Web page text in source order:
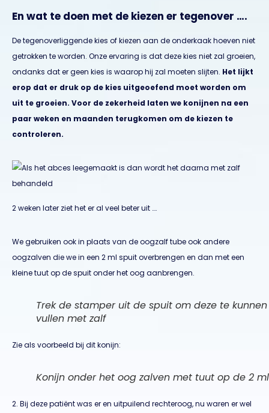
En wat te doen met de kiezen er tegenover ….
De tegenoverliggende kies of kiezen aan de onderkaak hoeven niet
getrokken te worden. Onze ervaring is dat deze kies niet zal groeien,
ondanks dat er geen kies is waarop hij zal moeten slijten. Het lijkt
erop dat er druk op de kies uitgeoefend moet worden om
uit te groeien. Voor de zekerheid laten we konijnen na een
paar weken en maanden terugkomen om de kiezen te
controleren.
2 weken later ziet het er al veel beter uit ….
We gebruiken ook in plaats van de oogzalf tube ook andere
oogzalven die we in een 2 ml spuit overbrengen en dan met een
kleine tuut op de spuit onder het oog aanbrengen.
Trek de stamper uit de spuit om deze te kunnen
vullen met zalf
Zie als voorbeeld bij dit konijn:
Konijn onder het oog zalven met tuut op de 2 ml
2. Bij deze patiënt was er en uitpuilend rechteroog, nu waren er wel